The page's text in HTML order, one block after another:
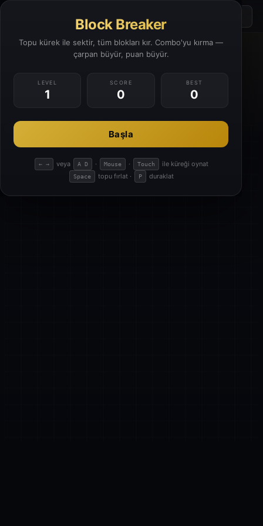
YIGITISH EMPIRE
LEVEL
1
SCORE
0
LIVES
3
COMBO
Block Breaker
Topu kürek ile sektir, tüm blokları kır. Combo'yu kırma —
çarpan büyür, puan büyür.
LEVEL
1
SCORE
0
BEST
0
Başla
← → veya A D · Mouse · Touch ile küreği oynat
Space topu fırlat · P duraklat